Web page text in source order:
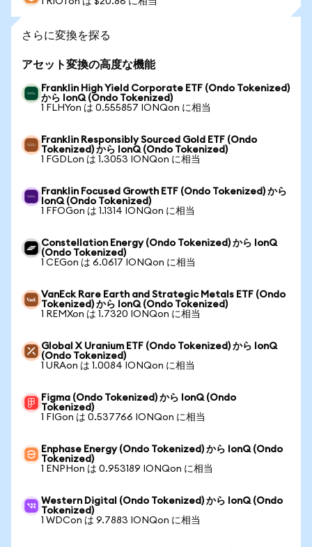
さらに変換を探る
アセット変換の高度な機能
Franklin High Yield Corporate ETF (Ondo Tokenized)
から IonQ (Ondo Tokenized)
1 FLHYon は 0.555857 IONQon に相当
Franklin Responsibly Sourced Gold ETF (Ondo
Tokenized) から IonQ (Ondo Tokenized)
1 FGDLon は 1.3053 IONQon に相当
Franklin Focused Growth ETF (Ondo Tokenized) から
IonQ (Ondo Tokenized)
1 FFOGon は 1.1314 IONQon に相当
Constellation Energy (Ondo Tokenized) から IonQ
(Ondo Tokenized)
1 CEGon は 6.0617 IONQon に相当
VanEck Rare Earth and Strategic Metals ETF (Ondo
Tokenized) から IonQ (Ondo Tokenized)
1 REMXon は 1.7320 IONQon に相当
Global X Uranium ETF (Ondo Tokenized) から IonQ
(Ondo Tokenized)
1 URAon は 1.0084 IONQon に相当
Figma (Ondo Tokenized) から IonQ (Ondo
Tokenized)
1 FIGon は 0.537766 IONQon に相当
Enphase Energy (Ondo Tokenized) から IonQ (Ondo
Tokenized)
1 ENPHon は 0.953189 IONQon に相当
Western Digital (Ondo Tokenized) から IonQ (Ondo
Tokenized)
1 WDCon は 9.7883 IONQon に相当